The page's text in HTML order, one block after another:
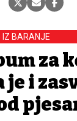
IZ BARANJE
za
je i